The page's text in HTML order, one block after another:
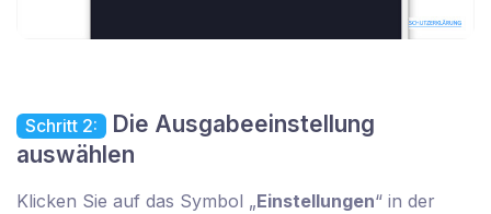
Schritt 2: Die Ausgabeeinstellung
auswählen
Klicken Sie auf das Symbol „Einstellungen“ in der